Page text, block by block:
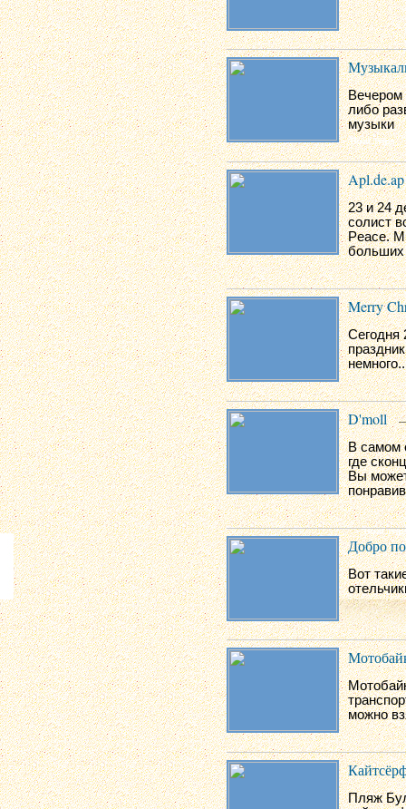
Вечером
либо
музыки
23 и 24
солист
Peace.
больших
Merry
Сегодня
D'moll
В самом
где
Вы
Добро
Вот
можно
Пляж